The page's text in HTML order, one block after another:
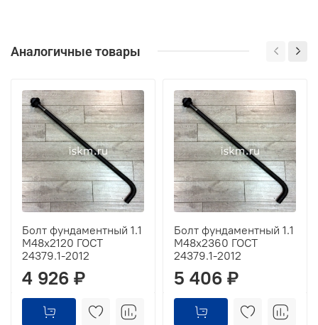
Аналогичные товары
Болт фундаментный 1.1
М48х2120 ГОСТ
24379.1-2012
4 926 ₽
Болт фундаментный 1.1
М48х2360 ГОСТ
24379.1-2012
5 406 ₽